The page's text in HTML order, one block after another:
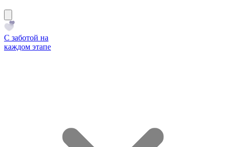
С заботой на
каждом этапе